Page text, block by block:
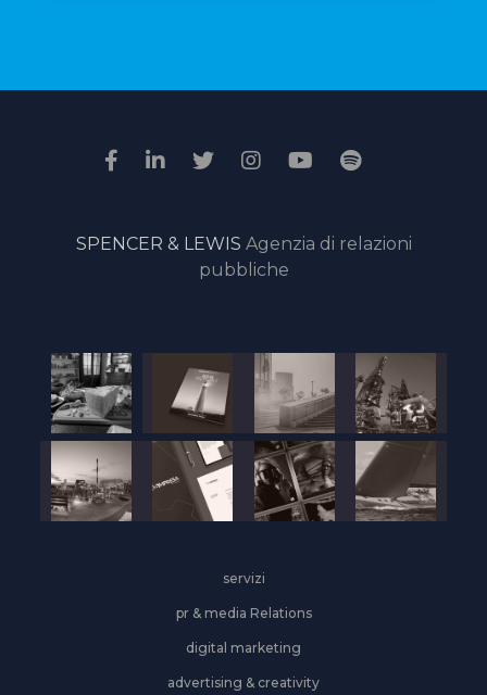
il
della
giuria
online
SPENCER & LEWIS Agenzia di relazioni
pubbliche
servizi
pr & media Relations
digital marketing
advertising & creativity